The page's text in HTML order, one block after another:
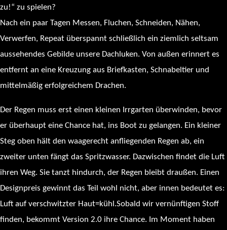
zu!“ zu spielen?
Nach ein paar Tagen Messen, Fluchen, Schneiden, Nähen,
Verwerfen, Repeat überspannt schließlich ein ziemlich seltsam
aussehendes Gebilde unsere Dachluken. Von außen erinnert es
entfernt an eine Kreuzung aus Briefkasten, Schnabeltier und
mittelmäßig erfolgreichem Drachen.
Der Regen muss erst einen kleinen Irrgarten überwinden, bevor
er überhaupt eine Chance hat, ins Boot zu gelangen. Ein kleiner
Steg oben hält den waagerecht anfliegenden Regen ab, ein
zweiter unten fängt das Spritzwasser. Dazwischen findet die Luft
ihren Weg. Sie tanzt hindurch, der Regen bleibt draußen. Einen
Designpreis gewinnt das Teil wohl nicht, aber innen bedeutet es:
Luft auf verschwitzter Haut=kühl.Sobald wir vernünftigen Stoff
finden, bekommt Version 2.0 ihre Chance. Im Moment haben